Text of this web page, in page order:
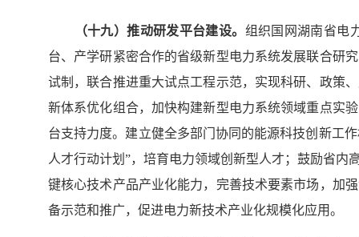
（十九）推动研发平台建设。 组织国网湖南省电
台、产学研紧密合作的省级新型电力系统发展联合研
试制，联合推进重大试点工程示范，实现科研、政策
新体系优化组合，加快构建新型电力系统领域重点实
台支持力度。建立健全多部门协同的能源科技创新工
人才行动计划”，培育电力领域创新型人才；鼓励省
键核心技术产品产业化能力，完善技术要素市场，加
备示范和推广，促进电力新技术产业化规模化应用。